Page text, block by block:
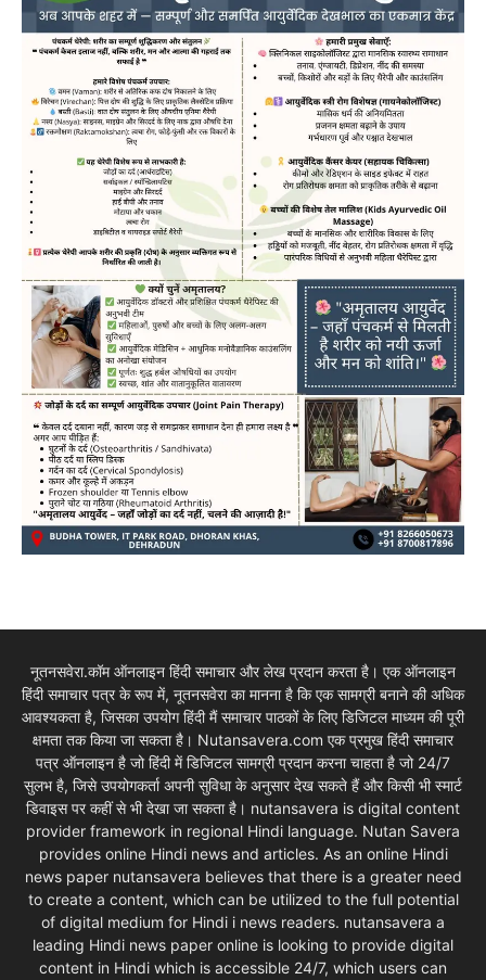
नूतनसवेरा.कॉम ऑनलाइन हिंदी समाचार और लेख प्रदान करता है। एक ऑनलाइन
हिंदी समाचार पत्र के रूप में, नूतनसवेरा का मानना है कि एक सामग्री बनाने की अधिक
आवश्यकता है, जिसका उपयोग हिंदी मैं समाचार पाठकों के लिए डिजिटल माध्यम की पूरी
क्षमता तक किया जा सकता है। Nutansavera.com एक प्रमुख हिंदी समाचार
पत्र ऑनलाइन है जो हिंदी में डिजिटल सामग्री प्रदान करना चाहता है जो 24/7
सुलभ है, जिसे उपयोगकर्ता अपनी सुविधा के अनुसार देख सकते हैं और किसी भी स्मार्ट
डिवाइस पर कहीं से भी देखा जा सकता है। nutansavera is digital content
provider framework in regional Hindi language. Nutan Savera
provides online Hindi news and articles. As an online Hindi
news paper nutansavera believes that there is a greater need
to create a content, which can be utilized to the full potential
of digital medium for Hindi i news readers. nutansavera a
leading Hindi news paper online is looking to provide digital
content in Hindi which is accessible 24/7, which users can